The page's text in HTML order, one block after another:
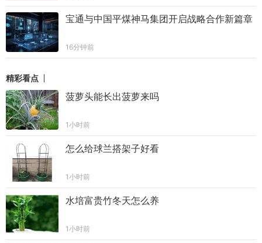
宝通与中国平煤神马集团开启战略合作新篇章
16分钟前
精彩看点
菠萝头能长出菠萝来吗
1小时前
怎么给球兰搭架子好看
1小时前
水培富贵竹冬天怎么养
1小时前